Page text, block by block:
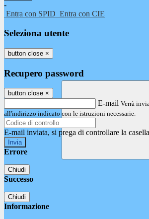
-
Entra con SPID Entra con CIE
Seleziona utente
button close ×
Recupero password
button close ×
E-mail Verrà
all'indirizzo indicato con le istruzioni necessarie.
E-mail inviata, si prega di controllare la
Errore
Chiudi
Successo
Chiudi
Informazione